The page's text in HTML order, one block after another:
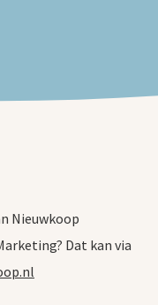
Nieuwkoop
Dat kan via